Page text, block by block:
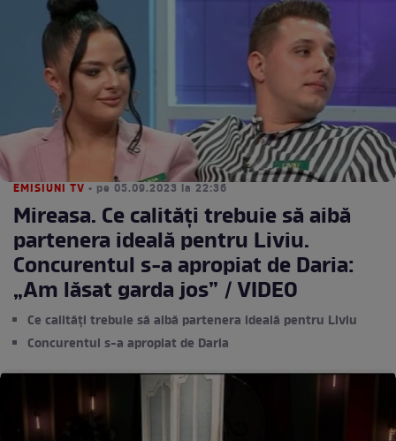
EMISIUNI TV • pe 05.09.2023 la 22:36
Mireasa. Ce calități trebuie să aibă
partenera ideală pentru Liviu.
Concurentul s-a apropiat de Daria:
„Am lăsat garda jos” / VIDEO
Ce calități trebuie să aibă partenera ideală pentru Liviu
Concurentul s-a apropiat de Daria